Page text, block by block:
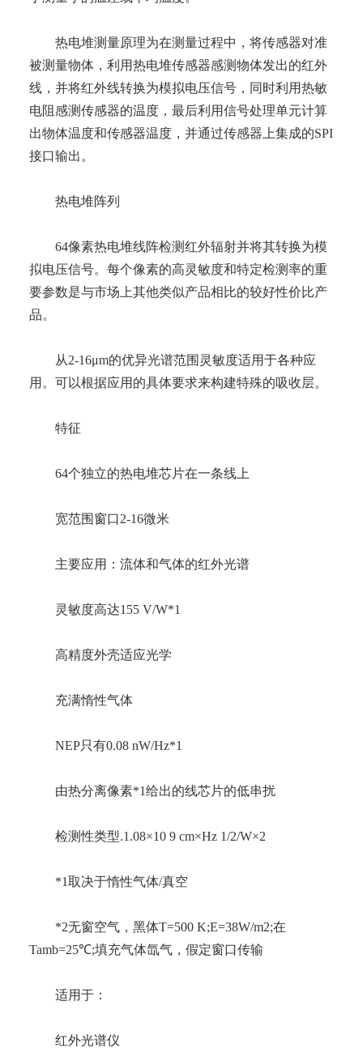
热电堆测量原理为在测量过程中，将传感器对准
被测量物体，利用热电堆传感器感测物体发出的红外
线，并将红外线转换为模拟电压信号，同时利用热敏
电阻感测传感器的温度，最后利用信号处理单元计算
出物体温度和传感器温度，并通过传感器上集成的SPI
接口输出。
热电堆阵列
64像素热电堆线阵检测红外辐射并将其转换为模
拟电压信号。每个像素的高灵敏度和特定检测率的重
要参数是与市场上其他类似产品相比的较好性价比产
品。
从2-16μm的优异光谱范围灵敏度适用于各种应
用。可以根据应用的具体要求来构建特殊的吸收层。
特征
64个独立的热电堆芯片在一条线上
宽范围窗口2-16微米
主要应用：流体和气体的红外光谱
灵敏度高达155 V/W*1
高精度外壳适应光学
充满惰性气体
NEP只有0.08 nW/Hz*1
由热分离像素*1给出的线芯片的低串扰
检测性类型.1.08×10 9 cm×Hz 1/2/W×2
*1取决于惰性气体/真空
*2无窗空气，黑体T=500 K;E=38W/m2;在
Tamb=25℃;填充气体氙气，假定窗口传输
适用于：
红外光谱仪